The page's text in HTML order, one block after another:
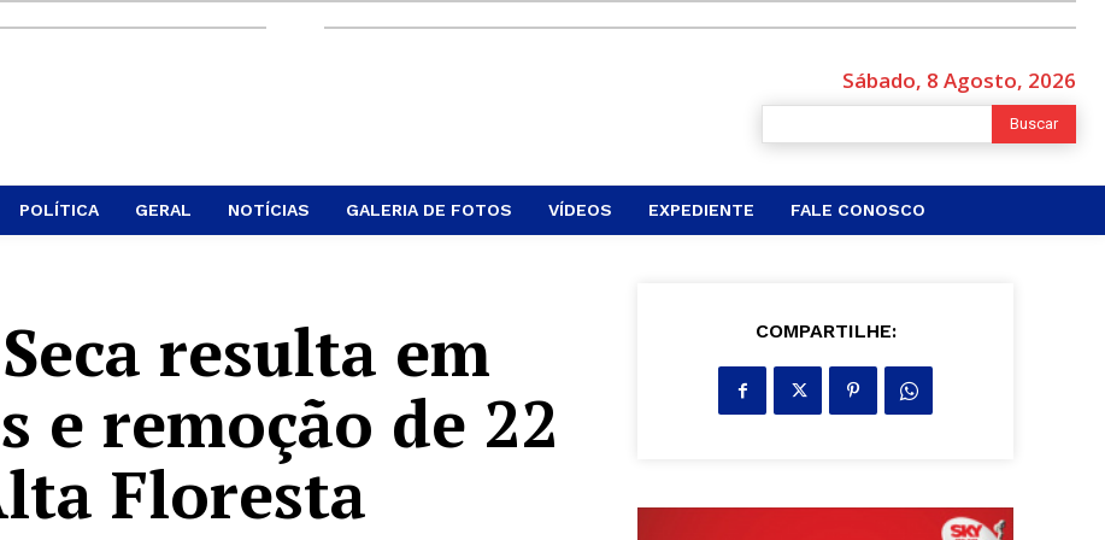
Sábado, 8 Agosto, 2026
Buscar
POLÍTICA GERAL NOTÍCIAS GALERIA DE FOTOS VÍDEOS EXPEDIENTE FALE CONOSCO
resulta em
e remoção de 22
Floresta
COMPARTILHE: